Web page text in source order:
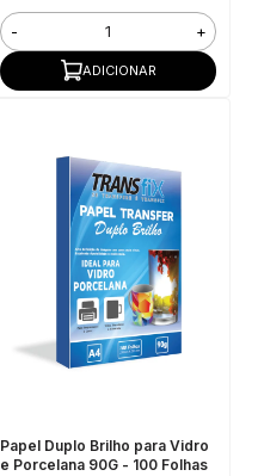
- +
ADICIONAR
Papel Duplo Brilho para Vidro
e Porcelana 90G - 100 Folhas